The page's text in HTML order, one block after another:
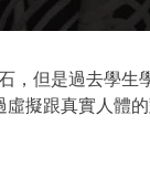
，但是過去學
擬跟真實人體